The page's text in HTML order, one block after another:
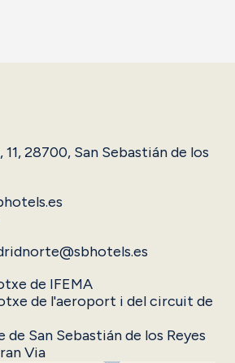
11, 28700, San Sebastián de los
de IFEMA
de l'aeroport i del circuit de
San Sebastián de los Reyes​
Via